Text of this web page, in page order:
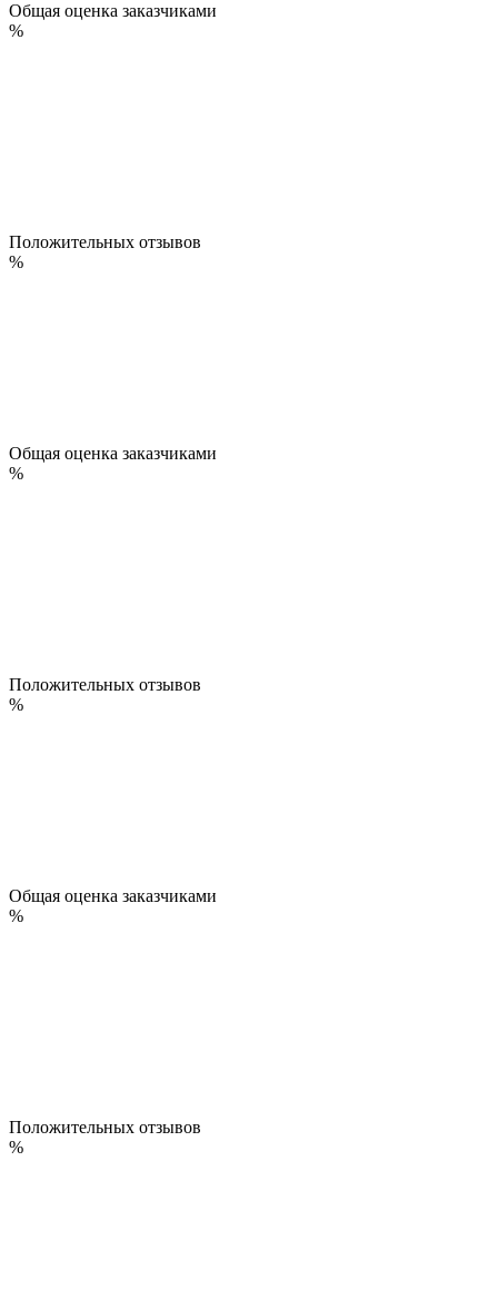
Общая оценка заказчиками
%
Положительных отзывов
%
Общая оценка заказчиками
%
Положительных отзывов
%
Общая оценка заказчиками
%
Положительных отзывов
%